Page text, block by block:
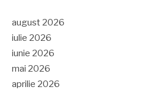
august 2026
iulie 2026
iunie 2026
mai 2026
aprilie 2026